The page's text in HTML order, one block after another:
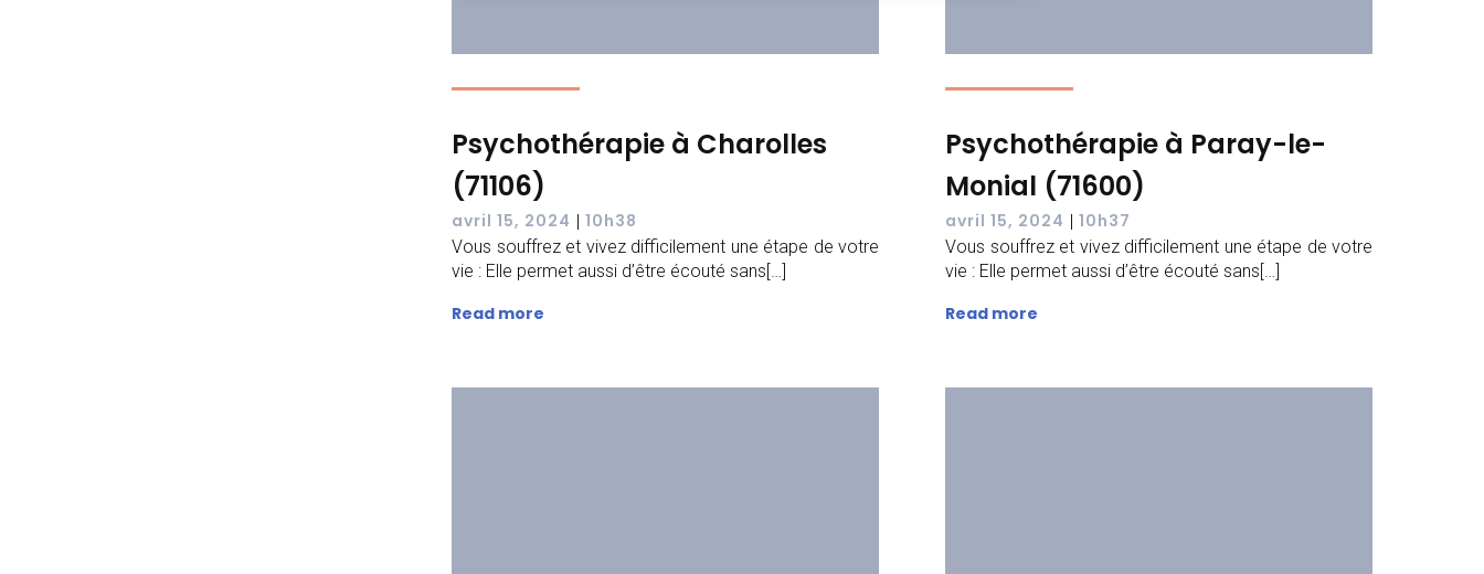
Psychothérapie à Charolles
(71106)
avril 15, 2024 | 10h38
Vous souffrez et vivez difficilement une étape de votre
vie : Elle permet aussi d’être écouté sans[…]
Read more
Psychothérapie à Paray-le-
Monial (71600)
avril 15, 2024 | 10h37
Vous souffrez et vivez difficilement une étape de votre
vie : Elle permet aussi d’être écouté sans[…]
Read more